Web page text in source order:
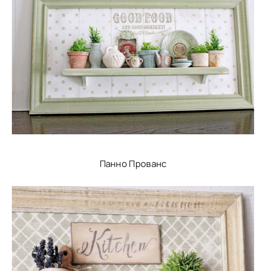
Панно Прованс